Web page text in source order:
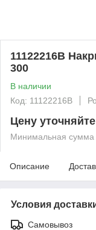
11122216B
300
В наличии
Код: 11122216B
Цену уточняйте
Минимальная сумма
Описание
Условия
Самовывоз